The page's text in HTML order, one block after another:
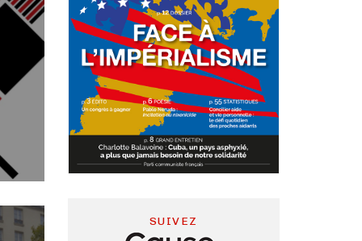
SUIVEZ